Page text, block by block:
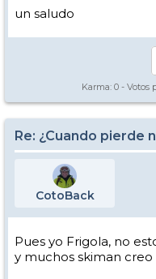
un saludo
Karma: 0 - Votos
Re: ¿Cuando pierde
CotoBack
Pues yo Frigola, no
y muchos skiman